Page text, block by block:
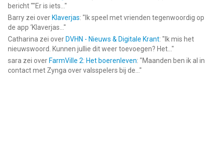
bericht ""Er is iets... "
Barry zei over Klaverjas: " Ik speel met vrienden tegenwoordig op
de app ‘Klaverjas... "
Catharina zei over DVHN - Nieuws & Digitale Krant: " Ik mis het
nieuwswoord. Kunnen jullie dit weer toevoegen? Het... "
sara zei over FarmVille 2: Het boerenleven: "Maanden ben ik al in
contact met Zynga over valsspelers bij de... "